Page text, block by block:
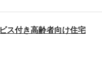
ス付き高齢者向け住宅